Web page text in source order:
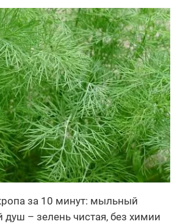
за 10 минут: мыльный
душ – зелень чистая, без химии